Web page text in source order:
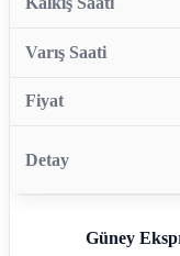
Güney